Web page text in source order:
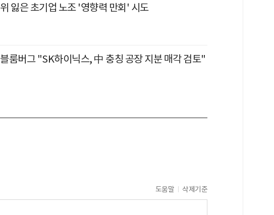
위 잃은 초기업 노조 '영향력 만회' 시도
블룸버그 "SK하이닉스, 中 충칭 공장 지분 매각 검토"
도움말 삭제기준